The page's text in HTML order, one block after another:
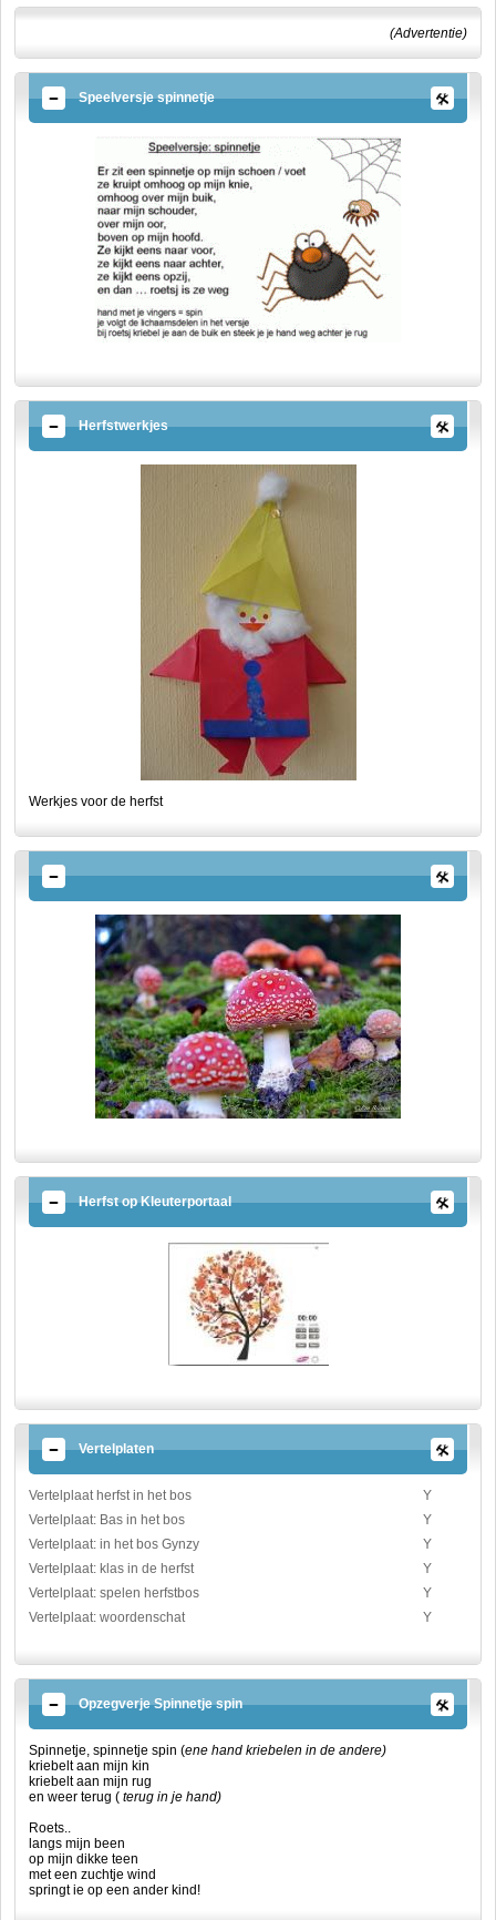
(Advertentie)
Speelversje spinnetje
Herfstwerkjes
Werkjes voor de herfst
Herfst op Kleuterportaal
Vertelplaten
Vertelplaat herfst in het bos
Y
Vertelplaat: Bas in het bos
Y
Vertelplaat: in het bos Gynzy
Y
Vertelplaat: klas in de herfst
Y
Vertelplaat: spelen herfstbos
Y
Vertelplaat: woordenschat
Y
Opzegverje Spinnetje spin
Spinnetje, spinnetje spin (ene hand kriebelen in de andere)
kriebelt aan mijn kin
kriebelt aan mijn rug
en weer terug ( terug in je hand)
Roets..
langs mijn been
op mijn dikke teen
met een zuchtje wind
springt ie op een ander kind!